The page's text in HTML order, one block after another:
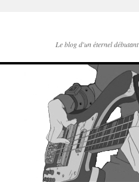
Le blog d'un éternel débutant